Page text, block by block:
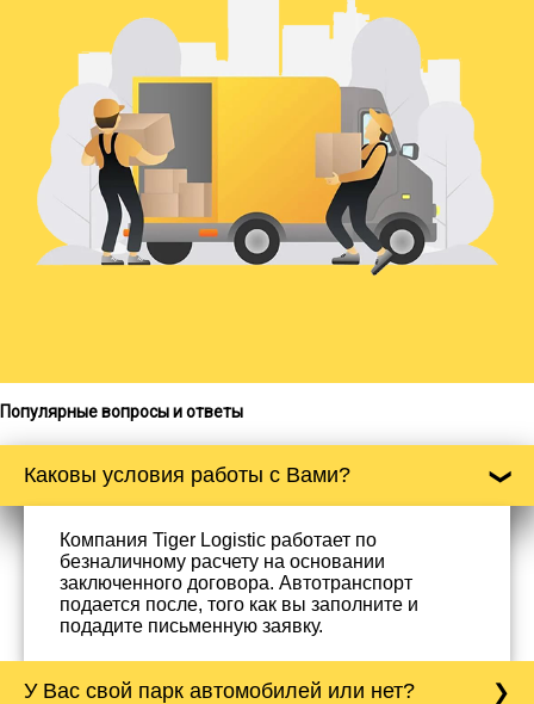
Популярные вопросы и ответы
Каковы условия работы с Вами?
Компания Tiger Logistic работает по
безналичному расчету на основании
заключенного договора. Автотранспорт
подается после, того как вы заполните и
подадите письменную заявку.
У Вас свой парк автомобилей или нет?